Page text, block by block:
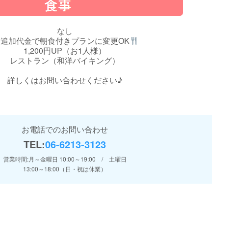
なし
追加代金で朝食付きプランに変更OK
1,200円UP（お1人様）
レストラン（和洋バイキング）
詳しくはお問い合わせください♪
お電話でのお問い合わせ
TEL:06-6213-3123
営業時間:月～金曜日 10:00～19:00 / 土曜日
13:00～18:00（日・祝は休業）